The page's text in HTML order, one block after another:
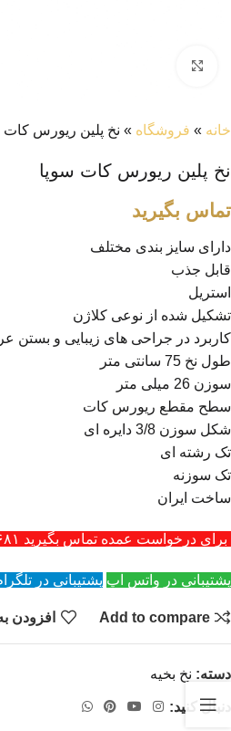
خانه » فروشگاه » نخ پلین ریورس کات
نخ پلین ریورس کات سوپا
تماس بگیرید
دارای سایز بندی مختلف
قابل جذب
استریل
تشکیل شده از نوعی کلاژن
کاربرد در جراحی های زیبایی و بستن
طول نخ 75 سانتی متر
سوزن 26 میلی متر
سطح مقطع ریورس کات
شکل سوزن 3/8 دایره ای
تک رشته ای
تک سوزنه
ساخت ایران
برای درخواست عمده تماس بگیرید ۰۹۲۱۲۱۴۳۶۸۱ - ۰۹۳۰۰۹۳۹۳۱۴
پشتیبانی در واتس اپ پشتیبانی در
Add to compare افزودن
دسته: نخ بخیه
دنبال کنید: